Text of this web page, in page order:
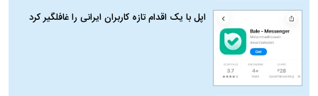
اپل با یک اقدام تازه کاربران ایرانی را غافلگیر کرد